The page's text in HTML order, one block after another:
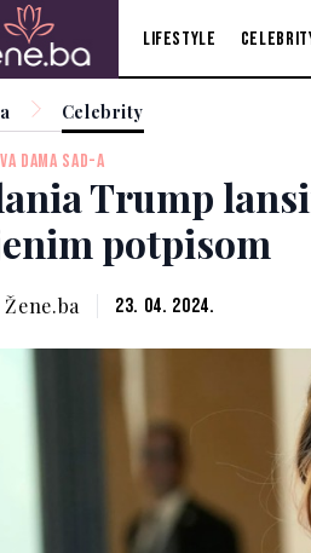
Lifestyle
Celebrity
DAMA SAD-A
Trump
potpisom
Žene.ba 23. 04. 2024.